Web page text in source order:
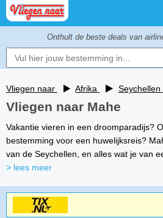
Onthult de beste deals van
Vliegen naar Afrika Seychellen
Vliegen naar Mahe
Vakantie vieren in een droomparadijs?
bestemming voor een huwelijksreis?
van de Seychellen, en alles wat je van
> lees meer